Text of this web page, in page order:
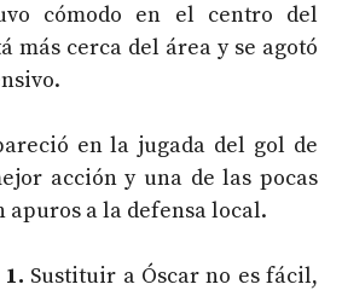
cómodo en el centro del
más cerca del área y se agotó
en la jugada del gol de
acción y una de las pocas
apuros a la defensa local.
Sustituir a Óscar no es fácil,